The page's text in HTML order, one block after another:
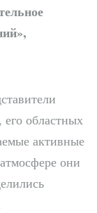
его областных
активные
они